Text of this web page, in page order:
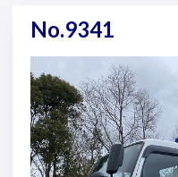
No.9341